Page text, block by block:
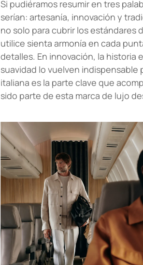
Si pudiéramos resumir en tres
serían: artesanía, innovación y
no solo para cubrir los estándares
utilice sienta armonía en cada
detalles. En innovación, la historia
suavidad lo vuelven indispensable
italiana es la parte clave que
sido parte de esta marca de lujo